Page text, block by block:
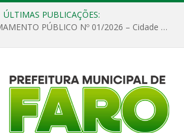
ÚLTIMAS PUBLICAÇÕES:
EDITAL DE CHAMAMENTO PÚBLICO Nº 01/2026 – Cidade de Faro